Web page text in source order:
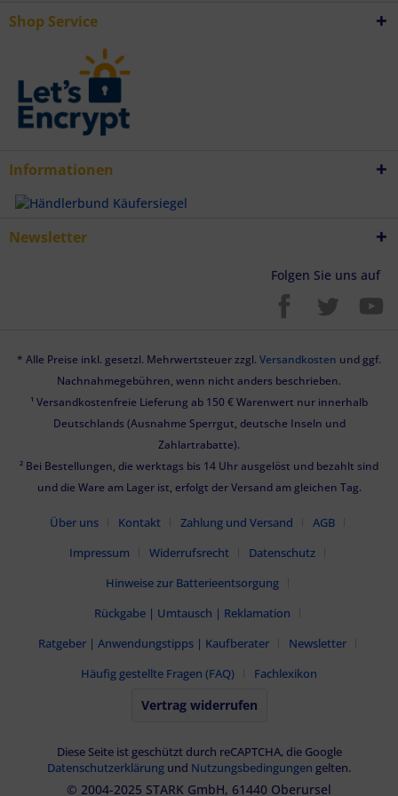
Shop Service
Informationen
Newsletter
Folgen Sie uns auf
* Alle Preise inkl. gesetzl. Mehrwertsteuer zzgl. Versandkosten und ggf.
Nachnahmegebühren, wenn nicht anders beschrieben.
¹ Versandkostenfreie Lieferung ab 150 € Warenwert nur innerhalb
Deutschlands (Ausnahme Sperrgut, deutsche Inseln und
Zahlartrabatte).
² Bei Bestellungen, die werktags bis 14 Uhr ausgelöst und bezahlt sind
und die Ware am Lager ist, erfolgt der Versand am gleichen Tag.
Über uns Kontakt Zahlung und Versand
AGB
Impressum
Widerrufsrecht
Datenschutz
Hinweise zur Batterieentsorgung
Rückgabe | Umtausch | Reklamation
Ratgeber | Anwendungstipps | Kaufberater
Newsletter
Häufig gestellte Fragen (FAQ)
Fachlexikon
Vertrag widerrufen
Diese Seite ist geschützt durch reCAPTCHA, die Google
Datenschutzerklärung und Nutzungsbedingungen gelten.
© 2004-2025 STARK GmbH, 61440 Oberursel